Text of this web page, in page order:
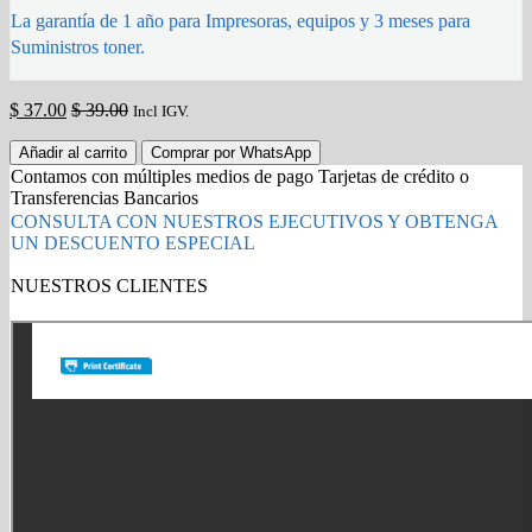
La garantía de 1 año para Impresoras, equipos y 3 meses para
Suministros toner.
$ 37.00 $39.00 Incl IGV.
Caja
de
Mantenimiento
Epson
T671400
C869R
original
quantity
Añadir al carrito Comprar por WhatsApp
Contamos con múltiples medios de pago Tarjetas de crédito o
Transferencias Bancarios
CONSULTA CON NUESTROS EJECUTIVOS Y OBTENGA
UN DESCUENTO ESPECIAL
NUESTROS CLIENTES